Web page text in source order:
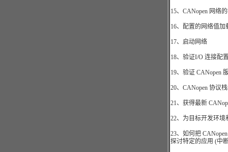
15、CANopen 网络
16、配置的网络值加
17、启动网络
18、验证I/O 连接配
19、验证 CANopen
20、CANopen 协议
21、获得最新
22、为目标开发环境
23、如何把
探讨特定的应用 (中